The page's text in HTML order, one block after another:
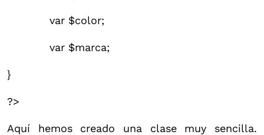
var $color;
var $marca;
}
?>
Aquí hemos creado una clase muy sencilla.